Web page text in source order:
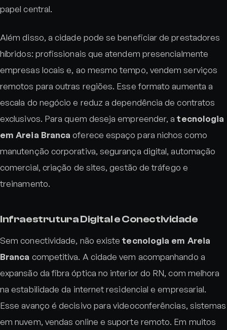
papel central.
Além disso, a cidade pode se beneficiar de prestadores
híbridos: profissionais que atendem presencialmente
empresas locais e, ao mesmo tempo, vendem serviços
remotos para outras regiões. Esse formato aumenta a
escala do negócio e reduz a dependência de contratos
exclusivos. Para quem deseja empreender, atecnologia
em Areia Branca oferece espaço para nichos como
manutenção corporativa, segurança digital, automação
comercial, criação de sites, gestão de tráfego e
treinamento.
Infraestrutura Digital e Conectividade
Sem conectividade, não existetecnologia em Areia
Branca competitiva. A cidade vem acompanhando a
expansão da fibra óptica no interior do RN, com melhora
na estabilidade da internet residencial e empresarial.
Esse avanço é decisivo para videoconferências, sistemas
em nuvem, vendas online e suporte remoto. Em muitos